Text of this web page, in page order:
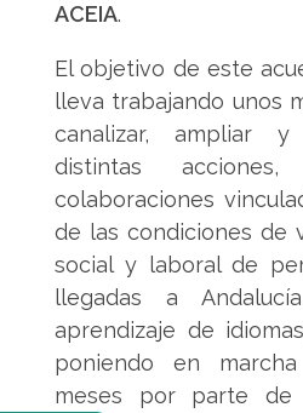
ACEIA.
El objetivo de este
lleva trabajando unos
canalizar, ampliar
distintas
colaboraciones
de las condiciones de
social y laboral de
llegadas a
aprendizaje de
poniendo en
meses por parte de